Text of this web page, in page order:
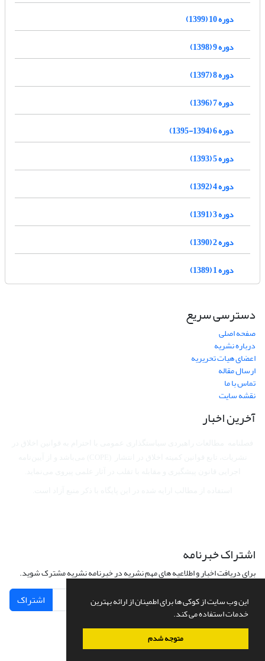
این وب سایت از کوکی ها برای اطمینان از ارائه بهترین
خدمات استفاده می کند.
متوجه شدم
دوره 10 (1399)
دوره 9 (1398)
دوره 8 (1397)
دوره 7 (1396)
دوره 6 (1394-1395)
دوره 5 (1393)
دوره 4 (1392)
دوره 3 (1391)
دوره 2 (1390)
دوره 1 (1389)
دسترسی سریع
صفحه اصلی
درباره نشریه
اعضای هیات تحریریه
ارسال مقاله
تماس با ما
نقشه سایت
آخرین اخبار
اشتراک خبرنامه
برای دریافت اخبار و اطلاعیه های مهم نشریه در خبرنامه نشریه مشترک شوید.
اشتراک
سامانه مدیریت نشریات علمی.طراحی و پیاده سازی ازسیناوب